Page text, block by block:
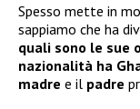
Spesso mette in
sappiamo che ha
quali sono le sue
nazionalità ha
madre e il padre